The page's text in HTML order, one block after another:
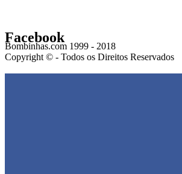
Bombinhas.com 1999 - 2018
Copyright © - Todos os Direitos Reservados
Facebook
Get the Facebook Likebox Slider Pro for WordPress